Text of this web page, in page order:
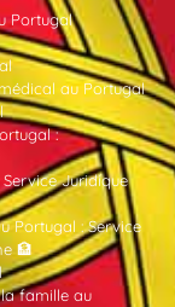
Portugal
au Portugal
:
Juridique
Portugal : Service
🏦
famille au